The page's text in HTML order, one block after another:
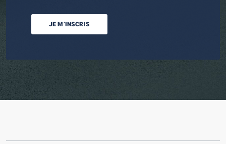
JE M’INSCRIS